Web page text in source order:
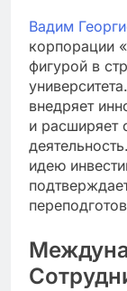
Вадим
корпорации
фигурой в
внедряет
и
идею